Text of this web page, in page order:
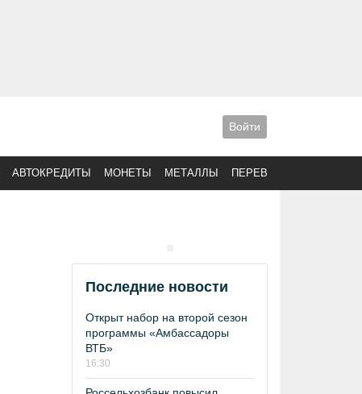
Войти
АВТОКРЕДИТЫ МОНЕТЫ МЕТАЛЛЫ ПЕРЕВОДЫ
Последние новости
Открыт набор на второй сезон
программы «Амбассадоры
ВТБ»
16:30